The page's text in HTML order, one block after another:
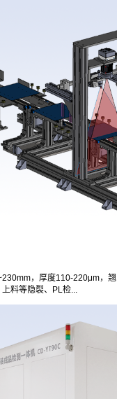
，厚度110-220μm，
上料等隐裂、PL检...